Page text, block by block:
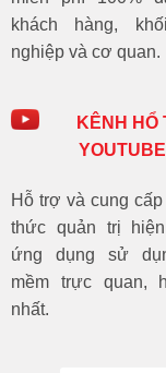
khách hàng,
nghiệp và cơ quan.
KÊNH HỔ
YOUTUBE
Hỗ trợ và cung
thức quản trị
ứng dụng sử
mềm trực quan,
nhất.